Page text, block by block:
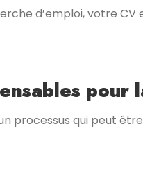
d’emploi, votre
pour
processus qui peut